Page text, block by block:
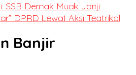
SSB Demak Muak Janji
DPRD Lewat Aksi Teatrikal
Banjir